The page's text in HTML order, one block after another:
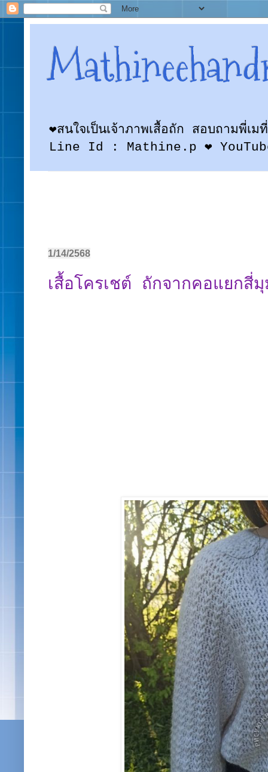
❤สนใจเป็นเจ้าภาพเสื้อถัก สอบถามพี่
Line Id : Mathine.p ❤
1/14/2568
เสื้อโครเชต์ ถักจากคอแยกสี่